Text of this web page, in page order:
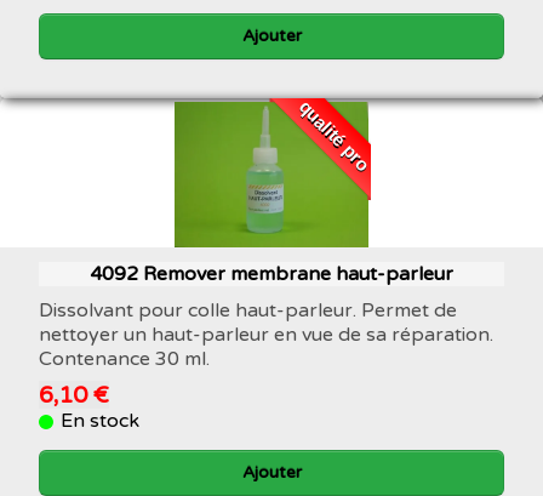
Ajouter
qualité pro
4092 Remover membrane haut-parleur
Dissolvant pour colle haut-parleur. Permet de
nettoyer un haut-parleur en vue de sa réparation.
Contenance 30 ml.
6,10 €
En stock
Ajouter